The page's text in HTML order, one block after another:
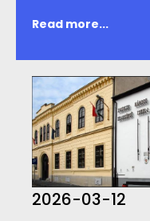
Read more...
2026-03-12